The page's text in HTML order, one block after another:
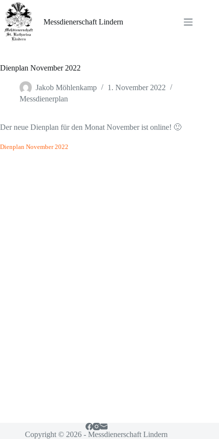
Zum
Inhalt
springen
Messdienerschaft Lindern
Dienplan November 2022
Jakob Möhlenkamp
1. November 2022
Messdienerplan
Der neue Dienplan für den Monat November ist online! 🙂
Dienplan November 2022
Copyright © 2026 - Messdienerschaft Lindern